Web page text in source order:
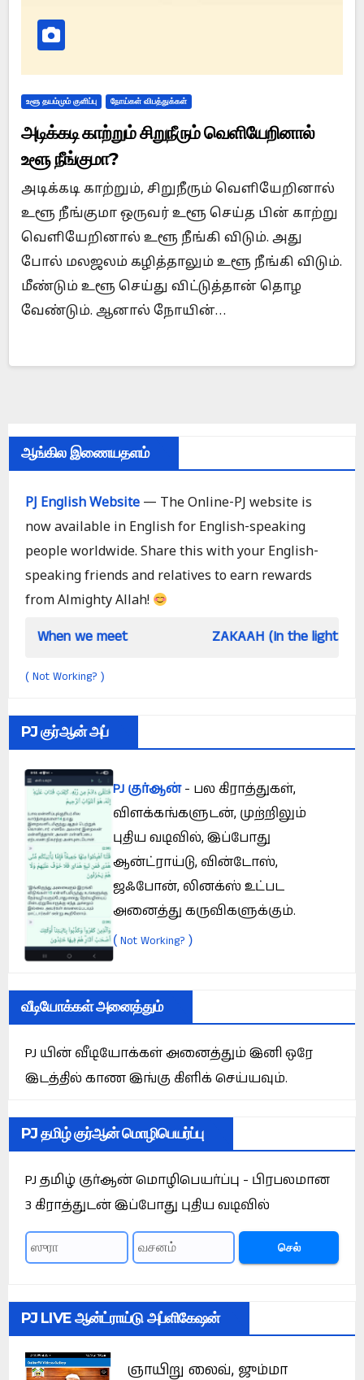
உளூ தயம்மும் குளிப்பு நோய்கள் விபத்துக்கள்
அடிக்கடி காற்றும் சிறுநீரும் வெளியேறினால்
உளூ நீங்குமா?
அடிக்கடி காற்றும், சிறுநீரும் வெளியேறினால்
உளூ நீங்குமா ஒருவர் உளூ செய்த பின் காற்று
வெளியேறினால் உளூ நீங்கி விடும். அது
போல் மலஜலம் கழித்தாலும் உளூ நீங்கி விடும்.
மீண்டும் உளூ செய்து விட்டுத்தான் தொழ
வேண்டும். ஆனால் நோயின்…
ஆங்கில இணையதளம்
PJ English Website — The Online-PJ website is
now available in English for English-speaking
people worldwide. Share this with your English-
speaking friends and relatives to earn rewards
from Almighty Allah!
meet ZAKAAH (In the light of Qur an and
( Not Working? )
PJ குர்ஆன் அப்
PJ குர்ஆன்- பல கிராத்துகள்,
விளக்கங்களுடன், முற்றிலும்
புதிய வடிவில், இப்போது
ஆன்ட்ராய்டு, வின்டோஸ்,
ஜஃபோன், லினக்ஸ் உட்பட
அனைத்து கருவிகளுக்கும்.
(Not Working? )
வீடியோக்கள் அனைத்தும்
PJ யின் வீடியோக்கள் அனைத்தும் இனி ஒரே
இடத்தில் காண இங்கு கிளிக் செய்யவும்.
PJ தமிழ் குர்ஆன் மொழிபெயர்ப்பு
PJ தமிழ் குர்ஆன் மொழிபெயர்ப்பு - பிரபலமான
3 கிராத்துடன் இப்போது புதிய வடிவில்
செல்
PJ LIVE ஆன்ட்ராய்டு அப்ளிகேஷன்
ஞாயிறு லைவ், ஜும்மா